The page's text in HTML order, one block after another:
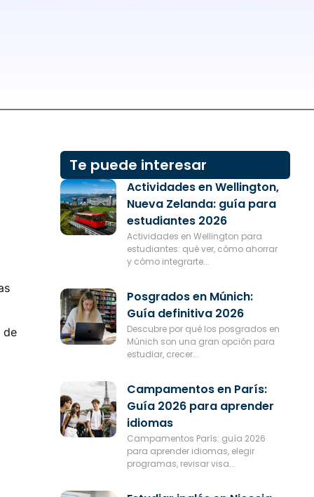
de
Te puede interesar
Actividades en Wellington,
Nueva Zelanda: guía para
estudiantes 2026
Actividades en Wellington para
estudiantes: qué ver, cómo ahorrar
y cómo integrarte...
Posgrados en Múnich:
Guía definitiva 2026
Descubre por qué los posgrados en
Múnich son una gran opción para
estudiar, crecer...
Campamentos en París:
Guía 2026 para aprender
idiomas
Campamentos París: guía 2026
para aprender idiomas, elegir
programas, revisar visa...